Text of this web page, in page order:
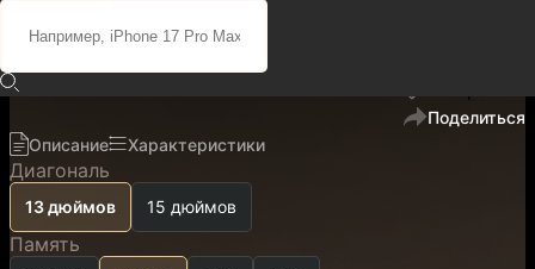
Временно отсутствует
Поделиться
Описание
Характеристики
Диагональ
13 дюймов 15 дюймов
Память